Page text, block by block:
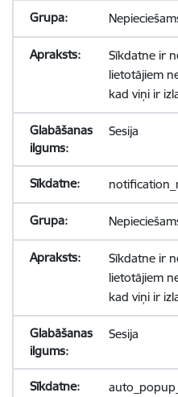
Sīkdatne ir
lietotājiem
kad viņi ir
Sesija
Sīkdatne ir
lietotājiem
kad viņi ir
Sesija